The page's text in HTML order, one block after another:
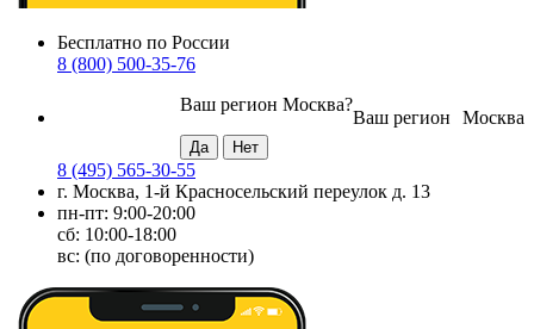
Бесплатно по России
8 (800) 500-35-76
Москва
Ваш регион
Ваш регион Москва?
8 (495) 565-30-55
г. Москва, 1-й Красносельский переулок д. 13
пн-пт: 9:00-20:00
сб: 10:00-18:00
вс: (по договоренности)